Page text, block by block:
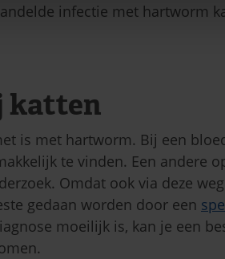
infectie met hartworm
katten
is met hartworm. Bij een
te vinden. Een andere
Omdat ook via deze
gedaan worden door een
moeilijk is, kan je een